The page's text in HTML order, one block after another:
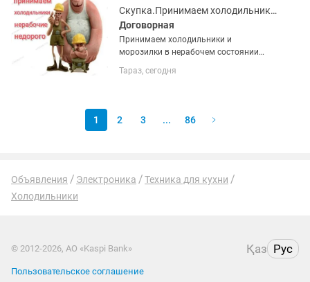
Скупка.Принимаем холодильники и морозилки в нерабочем состоянии недорого
Договорная
Принимаем холодильники и
морозилки в нерабочем состоянии
присылать . Поможем вынести старую
Тараз, сегодня
1 2 3 ... 86
Объявления Электроника
Техника для кухни
Холодильники
© 2012-2026, АО «Kaspi Bank» Қаз Рус
Пользовательское соглашение